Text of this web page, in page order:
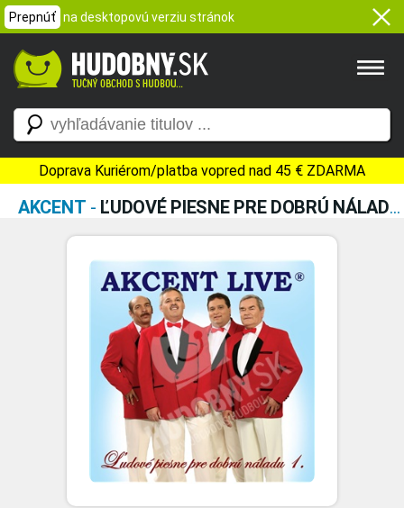
Prepnúť na desktopovú verziu stránok
Doprava Kuriérom/platba vopred nad 45 € ZDARMA
AKCENT - ĽUDOVÉ PIESNE PRE DOBRÚ NÁLADU 1